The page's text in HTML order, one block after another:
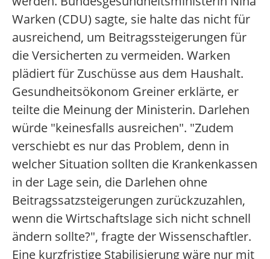
Warken (CDU) sagte, sie halte das nicht für
ausreichend, um Beitragssteigerungen für
die Versicherten zu vermeiden. Warken
plädiert für Zuschüsse aus dem Haushalt.
Gesundheitsökonom Greiner erklärte, er
teilte die Meinung der Ministerin. Darlehen
würde "keinesfalls ausreichen". "Zudem
verschiebt es nur das Problem, denn in
welcher Situation sollten die Krankenkassen
in der Lage sein, die Darlehen ohne
Beitragssatzsteigerungen zurückzuzahlen,
wenn die Wirtschaftslage sich nicht schnell
ändern sollte?", fragte der Wissenschaftler.
Eine kurzfristige Stabilisierung wäre nur mit